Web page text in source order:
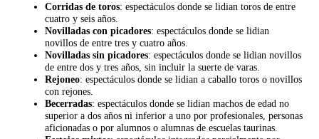
Corridas de toros: espectáculos donde se lidian toros de entre
cuatro y seis años.
Novilladas con picadores: espectáculos donde se lidian
novillos de entre tres y cuatro años.
Novilladas sin picadores: espectáculos donde se lidian novillos
de entre dos y tres años, sin incluir la suerte de varas.
Rejoneo: espectáculos donde se lidian a caballo toros o novillos
con rejones.
Becerradas: espectáculos donde se lidian machos de edad no
superior a dos años ni inferior a uno por profesionales, personas
aficionadas o por alumnos o alumnas de escuelas taurinas.